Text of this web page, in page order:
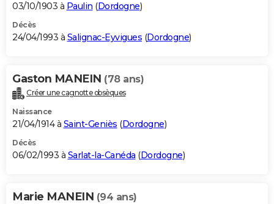
03/10/1903 à Paulin (Dordogne)
Décès
24/04/1993 à Salignac-Eyvigues (Dordogne)
Gaston MANEIN (78 ans)
Créer une cagnotte obsèques
Naissance
21/04/1914 à Saint-Geniès (Dordogne)
Décès
06/02/1993 à Sarlat-la-Canéda (Dordogne)
Marie MANEIN (94 ans)